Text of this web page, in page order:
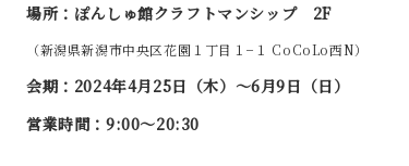
場所：ぽんしゅ館クラフトマンシップ 2F
（新潟県新潟市中央区花園１丁目１−１ CoCoLo西N）
会期：2024年4月25日（木）～6月9日（日）
営業時間：9:00～20:30